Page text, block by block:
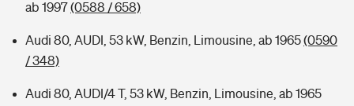
ab 1997(0588 / 658)
Audi 80, AUDI, 53 kW, Benzin, Limousine, ab 1965(0590
/ 348)
Audi 80, AUDI/4 T, 53 kW, Benzin, Limousine, ab 1965